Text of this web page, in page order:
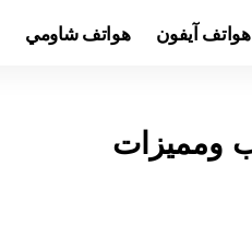
هواتف آيفون هواتف شاومي